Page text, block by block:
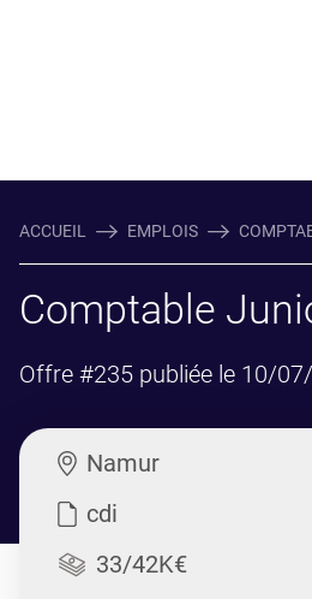
ACCUEIL EMPLOIS
Comptable
Offre #235 publiée le 10/
Namur
cdi
33/42K€